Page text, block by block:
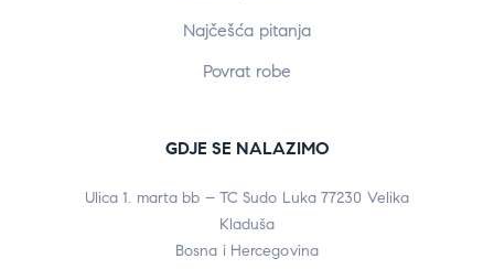
Najčešća pitanja
Povrat robe
GDJE SE NALAZIMO
Ulica 1. marta bb – TC Sudo Luka 77230 Velika
Kladuša
Bosna i Hercegovina